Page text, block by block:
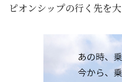
ピオンシップの行く先を